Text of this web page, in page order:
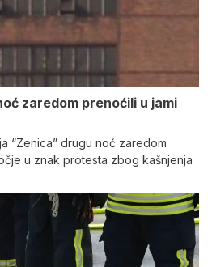
zaredom prenoćili u jami
“Zenica” drugu noć zaredom
u znak protesta zbog kašnjenja